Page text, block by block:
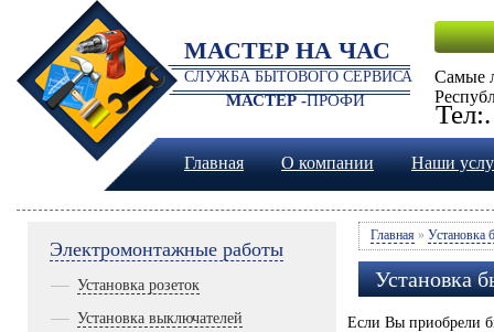
Самые
Главная О компании Наши
МАСТЕР НА ЧАС
СЛУЖБА БЫТОВОГО СЕРВИСА
МАСТЕР -ПРОФИ
Электромонтажные работы
Установка розеток
Установка выключателей
Главная » Установка
Установка
Если Вы приобрели